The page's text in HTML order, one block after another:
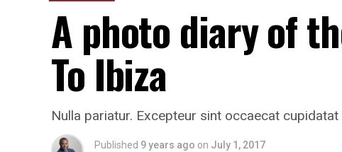
A photo diary of
To Ibiza
Nulla pariatur. Excepteur sint occaecat
Published 9 years ago on July 1, 2017